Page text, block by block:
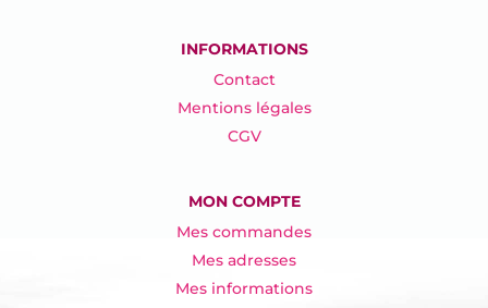
INFORMATIONS
Contact
Mentions légales
CGV
MON COMPTE
Mes commandes
Mes adresses
Mes informations